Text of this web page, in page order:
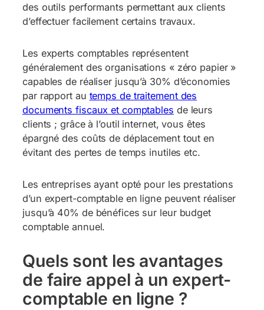
des outils performants permettant aux clients
d’effectuer facilement certains travaux.
Les experts comptables représentent
généralement des organisations « zéro papier »
capables de réaliser jusqu’à 30% d’économies
par rapport au temps de traitement des
documents fiscaux et comptables de leurs
clients ; grâce à l’outil internet, vous êtes
épargné des coûts de déplacement tout en
évitant des pertes de temps inutiles etc.
Les entreprises ayant opté pour les prestations
d’un expert-comptable en ligne peuvent réaliser
jusqu’à 40% de bénéfices sur leur budget
comptable annuel.
Quels sont les avantages
de faire appel à un expert-
comptable en ligne ?